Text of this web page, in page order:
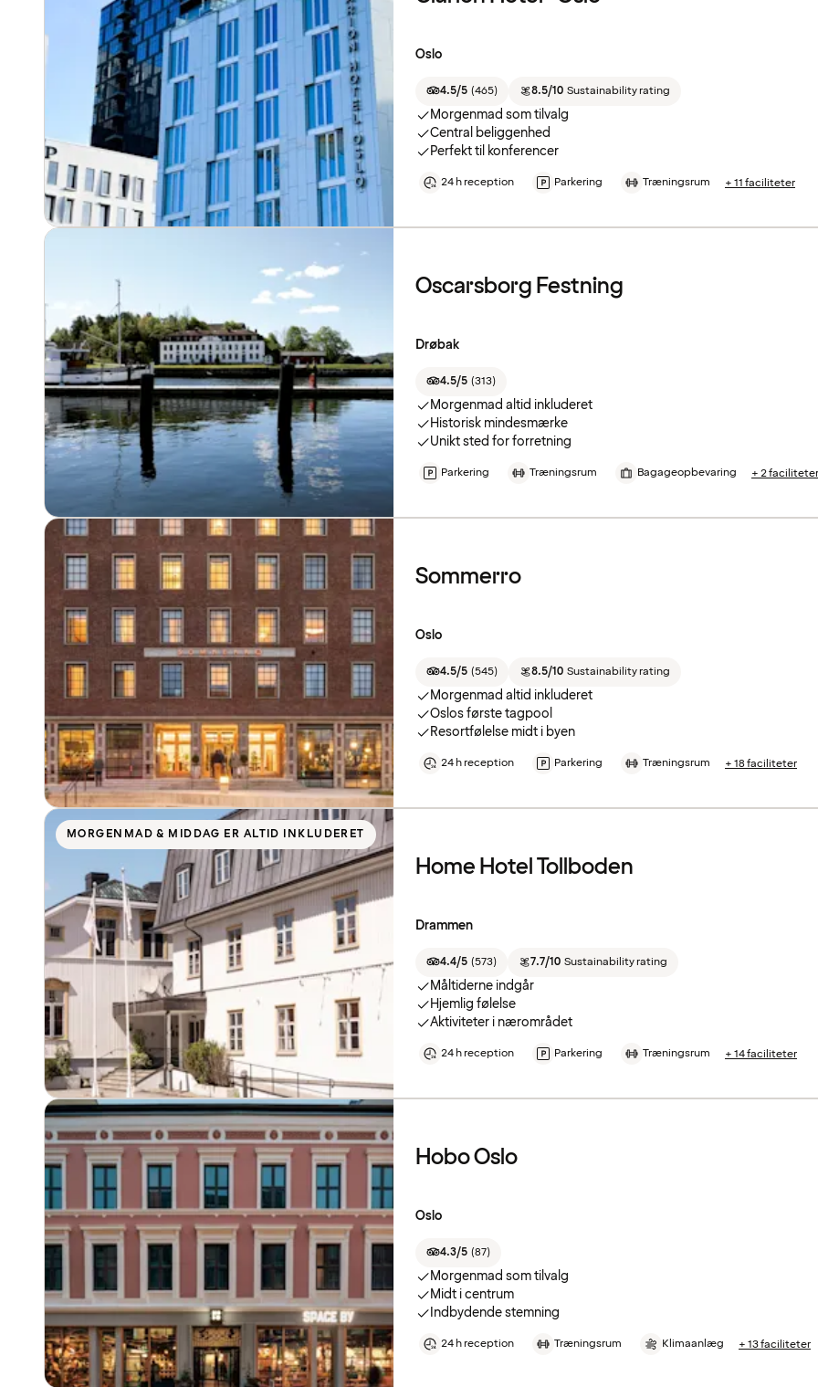
Oslo
4.5/5 (465) 8.5/10 Sustainability rating
Morgenmad som tilvalg
Central beliggenhed
Perfekt til konferencer
24 h reception Parkering Træningsrum + 11 faciliteter
Oscarsborg Festning
Drøbak
4.5/5 (313)
Morgenmad altid inkluderet
Historisk mindesmærke
Unikt sted for forretning
Parkering Træningsrum Bagageopbevaring + 2 faciliteter
Sommerro
Oslo
4.5/5 (545) 8.5/10 Sustainability rating
Morgenmad altid inkluderet
Oslos første tagpool
Resortfølelse midt i byen
24 h reception Parkering Træningsrum + 18 faciliteter
MORGENMAD & MIDDAG ER ALTID INKLUDERET
Home Hotel Tollboden
Drammen
4.4/5 (573) 7.7/10 Sustainability rating
Måltiderne indgår
Hjemlig følelse
Aktiviteter i nærområdet
24 h reception Parkering Træningsrum + 14 faciliteter
Hobo Oslo
Oslo
4.3/5 (87)
Morgenmad som tilvalg
Midt i centrum
Indbydende stemning
24 h reception Træningsrum Klimaanlæg + 13 faciliteter